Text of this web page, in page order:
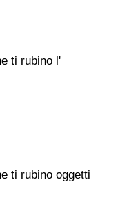
ti rubino l'
ti rubino oggetti